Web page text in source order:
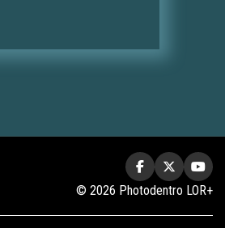
© 2026 Photodentro LOR+